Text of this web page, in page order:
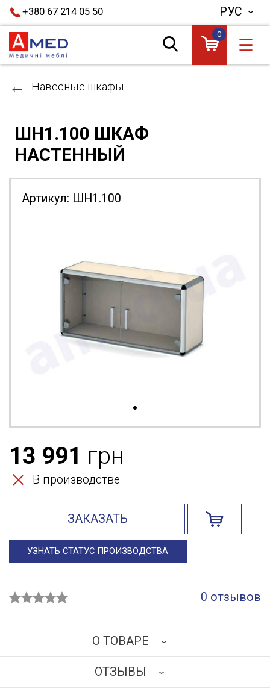
+380 67 214 05 50 РУС
0
☰
Навесные шкафы
ШН1.100 ШКАФ
НАСТЕННЫЙ
Артикул: ШН1.100
13 991 грн
В производстве
ЗАКАЗАТЬ
УЗНАТЬ СТАТУС ПРОИЗВОДСТВА
0 отзывов
О ТОВАРЕ
ОТЗЫВЫ